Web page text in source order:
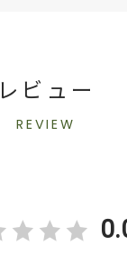
レビュー
REVIEW